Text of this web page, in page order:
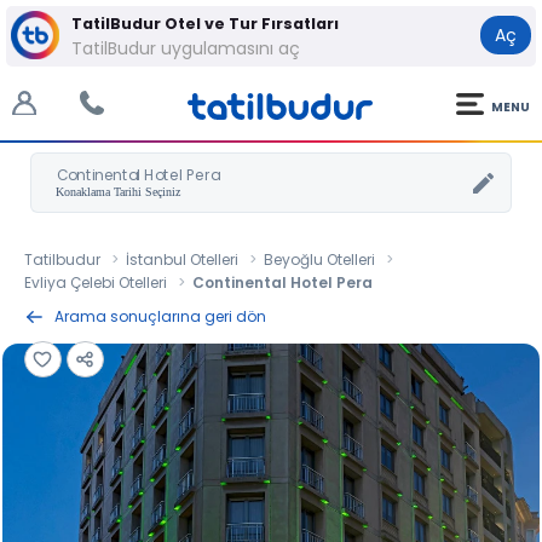
TatilBudur Otel ve Tur Fırsatları
TatilBudur uygulamasını aç
Aç
MENU
Continental Hotel Pera
Tatilbudur İstanbul Otelleri
Beyoğlu Otelleri
Evliya Çelebi Otelleri
Continental Hotel Pera
Arama sonuçlarına geri dön